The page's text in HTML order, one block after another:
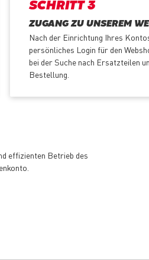
SCHRITT 3
ZUGANG ZU UNSEREM
Nach der Einrichtung Ihres
persönliches Login für den
bei der Suche nach Ersatzteilen
Bestellung.
effizienten Betrieb des